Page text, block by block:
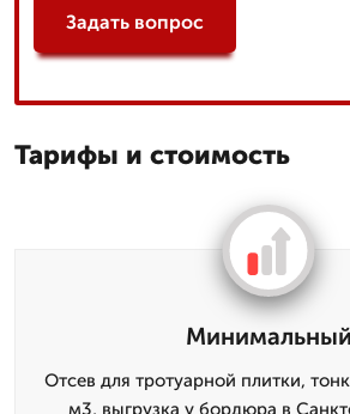
Задать вопрос
Тарифы и стоимость
Минимальный
Отсев для тротуарной плитки,
м3, выгрузка у бордюра в